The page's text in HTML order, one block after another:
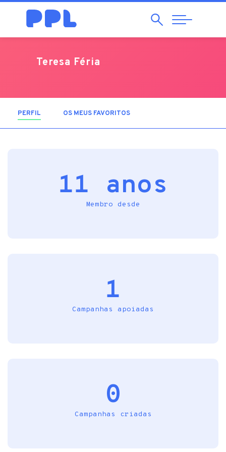
Pesquisar
Abrir
Navegação
Teresa Féria
PERFIL (SEPARADOR ATIVO)
OS MEUS FAVORITOS
11 anos
Membro desde
1
Campanhas apoiadas
0
Campanhas criadas